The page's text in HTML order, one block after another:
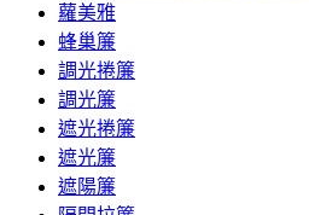
蘿美雅
蜂巢簾
調光捲簾
調光簾
遮光捲簾
遮光簾
遮陽簾